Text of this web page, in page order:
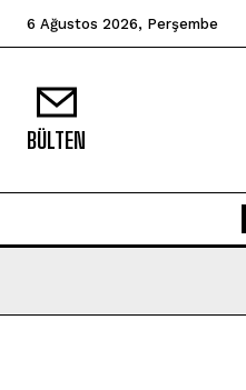
6 Ağustos 2026, Perşembe
BÜLTEN